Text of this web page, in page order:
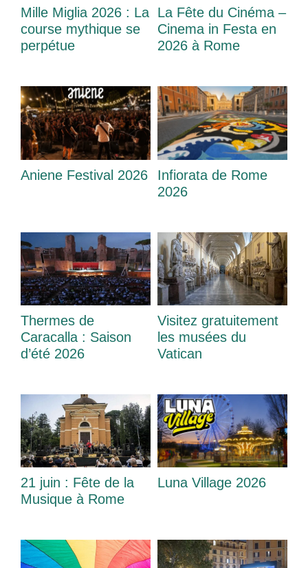
Mille Miglia 2026 : La
course mythique se
perpétue
La Fête du Cinéma –
Cinema in Festa en
2026 à Rome
Aniene Festival 2026
Infiorata de Rome
2026
Thermes de
Caracalla : Saison
d’été 2026
Visitez gratuitement
les musées du
Vatican
21 juin : Fête de la
Musique à Rome
Luna Village 2026